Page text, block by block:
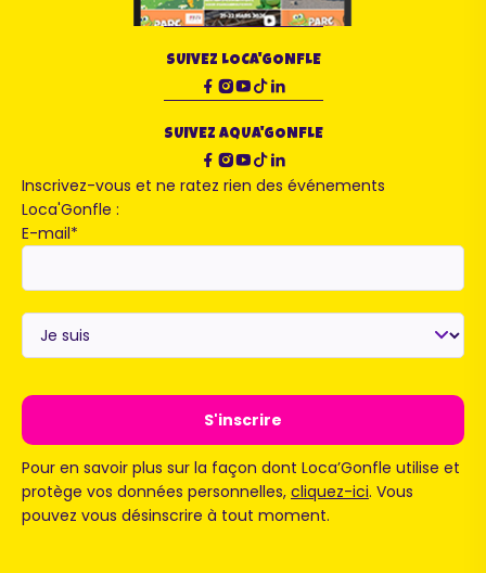
SUIVEZ LOCA'GONFLE
SUIVEZ AQUA'GONFLE
Inscrivez-vous et ne ratez rien des événements
Loca'Gonfle :
E-mail*
Je
suis*
Pour en savoir plus sur la façon dont Loca’Gonfle utilise et
protège vos données personnelles, cliquez-ici. Vous
pouvez vous désinscrire à tout moment.